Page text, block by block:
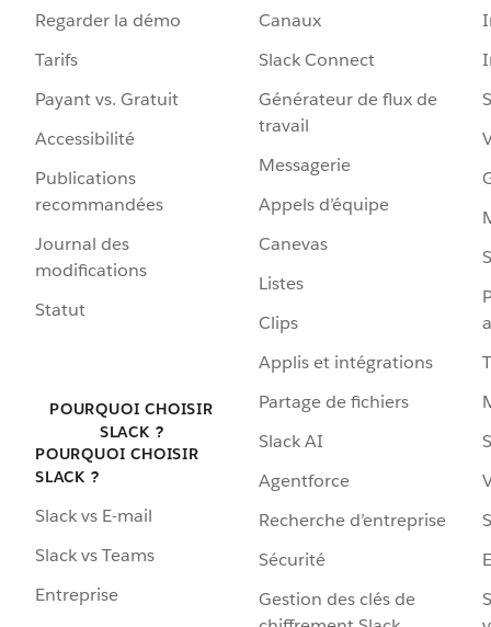
Regarder la démo
Tarifs
Payant vs. Gratuit
Accessibilité
Publications
recommandées
Journal des
modifications
Statut
POURQUOI CHOISIR
SLACK ?
POURQUOI CHOISIR
SLACK ?
Slack vs E-mail
Slack vs Teams
Entreprise
Canaux
Slack Connect
Générateur de flux de
travail
Messagerie
Appels d’équipe
Canevas
Listes
Clips
Applis et intégrations
Partage de fichiers
Slack AI
Agentforce
Recherche d’entreprise
Sécurité
Gestion des clés de